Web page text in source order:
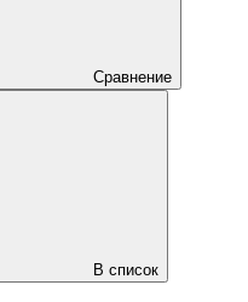
Сравнение
В список